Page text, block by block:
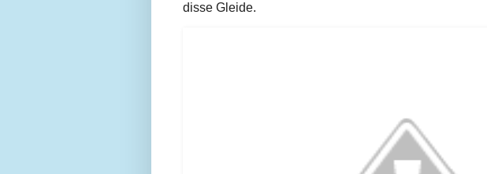
disse Gleide.